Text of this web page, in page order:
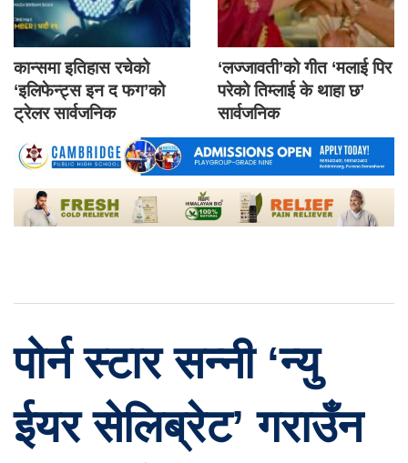
कान्समा इतिहास रचेको
‘इलिफेन्ट्स इन द फग’को
ट्रेलर सार्वजनिक
‘लज्जावती’को गीत ‘मलाई पिर
परेको तिम्लाई के थाहा छ’
सार्वजनिक
पोर्न स्टार सन्नी ‘न्यु
ईयर सेलिब्रेट’ गराउँन